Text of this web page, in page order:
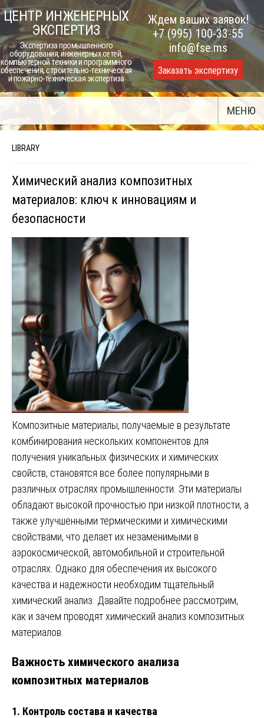
Skip
to
content
ЦЕНТР ИНЖЕНЕРНЫХ
ЭКСПЕРТИЗ
Экспертиза промышленного
оборудования, инженерных сетей,
компьютерной техники и программного
обеспечения, строительно-техническая
и пожарно-техническая экспертиза
Ждем ваших заявок!
+7 (995) 100-33-55
info@fse.ms
Заказать экспертизу
МЕНЮ
LIBRARY
Химический анализ композитных
материалов: ключ к инновациям и
безопасности
Композитные материалы, получаемые в результате
комбинирования нескольких компонентов для
получения уникальных физических и химических
свойств, становятся все более популярными в
различных отраслях промышленности. Эти материалы
обладают высокой прочностью при низкой плотности, а
также улучшенными термическими и химическими
свойствами, что делает их незаменимыми в
аэрокосмической, автомобильной и строительной
отраслях. Однако для обеспечения их высокого
качества и надежности необходим тщательный
химический анализ. Давайте подробнее рассмотрим,
как и зачем проводят химический анализ композитных
материалов.
Важность химического анализа
композитных материалов
1. Контроль состава и качества